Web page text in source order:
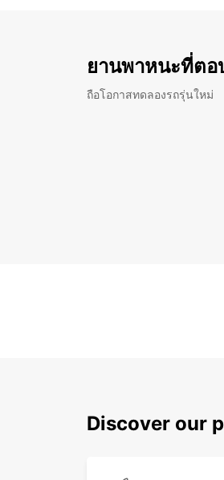
ยานพาหนะที่ต
ถือโอกาสทดลองรถรุ่นใหม่
Discover our